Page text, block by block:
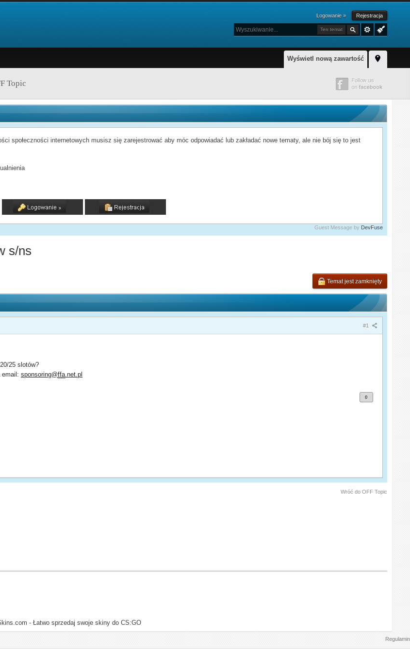
Logowanie » Rejestracja
Ten temat
Wyświetl nową zawartość
Topic
społeczności internetowych musisz się zarejestrować aby móc odpowiadać lub zakładać nowe tematy, ale nie bój się to jest
Guest Message by DevFuse
s/ns
Temat jest zamknięty
#1
25 slotów?
email:sponsoring@ffa .net.pl
0
Wróć do OFF Topic
- Łatwo sprzedaj swoje skiny do CS:GO
Regulamin